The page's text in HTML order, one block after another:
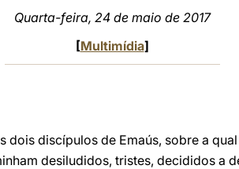
Quarta-feira, 24 de maio de 2017
[Multimídia]
discípulos de Emaús, sobre a
desiludidos, tristes, decididos a